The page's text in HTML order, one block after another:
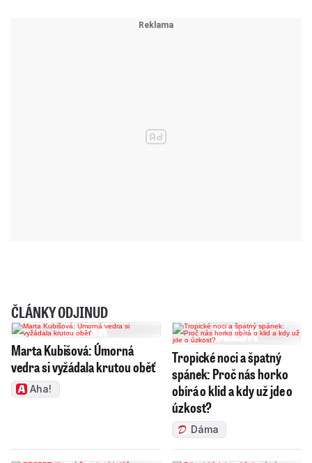
ČLÁNKY ODJINUD
Marta Kubišová: Úmorná
vedra si vyžádala krutou oběť
Aha!
Tropické noci a špatný
spánek: Proč nás horko
obírá o klid a kdy už jde o
úzkost?
Dáma